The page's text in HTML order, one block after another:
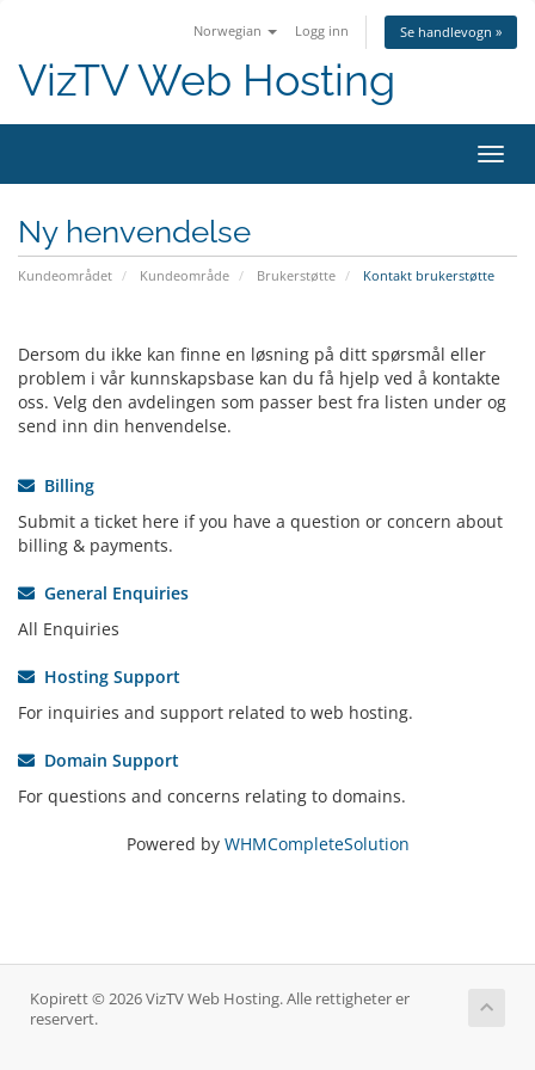
Norwegian Logg inn Se handlevogn »
VizTV Web Hosting
Bytt
Ny henvendelse
Kundeområdet Kundeområde Brukerstøtte Kontakt brukerstøtte
Dersom du ikke kan finne en løsning på ditt spørsmål eller
problem i vår kunnskapsbase kan du få hjelp ved å kontakte
oss. Velg den avdelingen som passer best fra listen under og
send inn din henvendelse.
Billing
Submit a ticket here if you have a question or concern about
billing & payments.
General Enquiries
All Enquiries
Hosting Support
For inquiries and support related to web hosting.
Domain Support
For questions and concerns relating to domains.
Powered by WHMCompleteSolution
Kopirett © 2026 VizTV Web Hosting. Alle rettigheter er
reservert.